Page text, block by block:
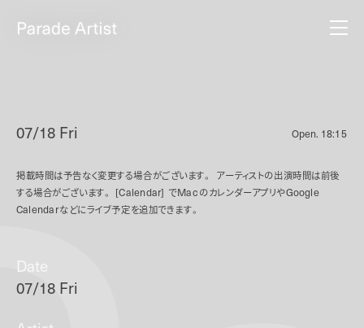
07/18 Fri Open. 18:15
掲載時間は予告なく変更する場合がございます。
アーティストの出演時間は前後
する場合がございます。
[Calendar] でMacのカレンダーアプリやGoogle
Calendarなどにライブ予定を追加できます。
Date
07/18 Fri